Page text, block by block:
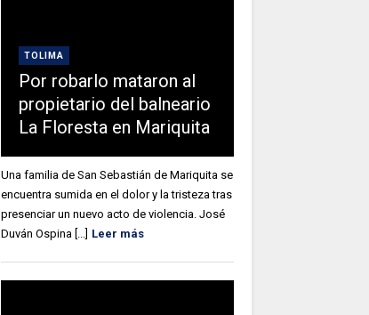
TOLIMA
Por robarlo mataron al
propietario del balneario
La Floresta en Mariquita
Una familia de San Sebastián de Mariquita se
encuentra sumida en el dolor y la tristeza tras
presenciar un nuevo acto de violencia. José
Duván Ospina [...] Leer más